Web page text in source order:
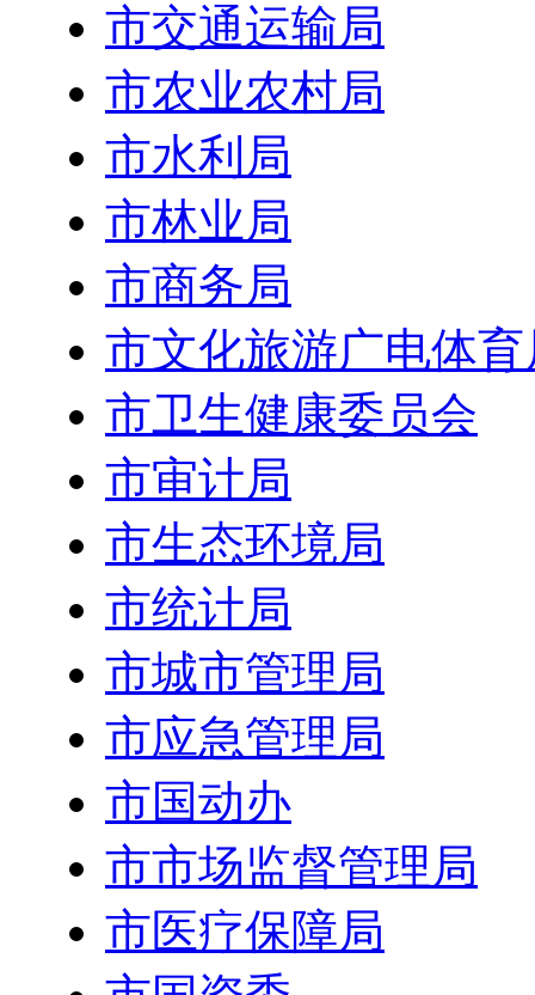
市交通运输局
市农业农村局
市水利局
市林业局
市商务局
市文化旅游广电体育
市卫生健康委员会
市审计局
市生态环境局
市统计局
市城市管理局
市应急管理局
市国动办
市市场监督管理局
市医疗保障局